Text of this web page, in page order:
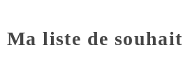
Ma liste de souhait